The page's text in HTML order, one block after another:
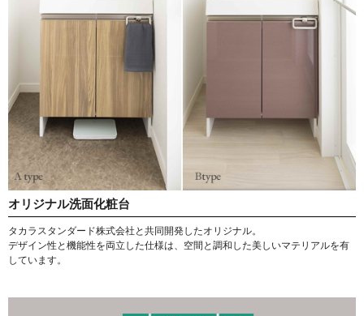
オリジナル洗面化粧台
タカラスタンダード株式会社と共同開発したオリジナル。
デザイン性と機能性を両立した仕様は、空間と調和した美しいマテリアルを有
しています。